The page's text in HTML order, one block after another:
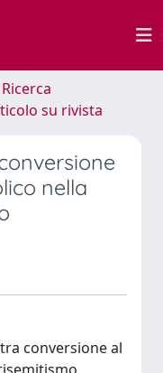
su rivista
nella
conversione al